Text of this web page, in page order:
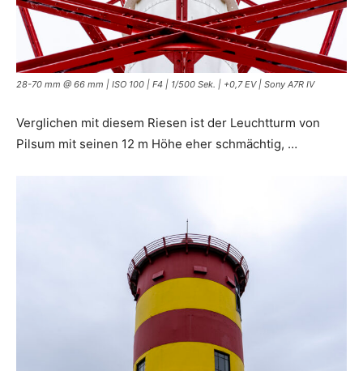
28-70 mm @ 66 mm | ISO 100 | F4 | 1/500 Sek. | +0,7 EV | Sony A7R IV
Verglichen mit diesem Riesen ist der Leuchtturm von
Pilsum mit seinen 12 m Höhe eher schmächtig, …